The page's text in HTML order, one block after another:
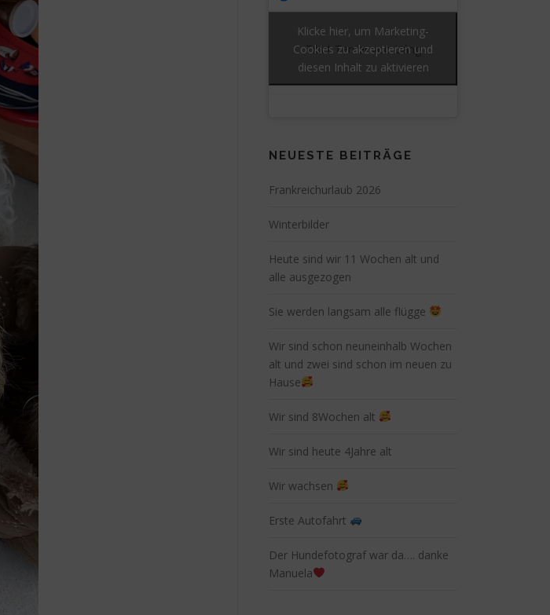
Tibet Terrier von Liáng
Klicke hier, um Marketing-
Cookies zu akzeptieren und
diesen Inhalt zu aktivieren
NEUESTE BEITRÄGE
Frankreichurlaub 2026
Winterbilder
Heute sind wir 11 Wochen alt und
alle ausgezogen
Sie werden langsam alle flügge
Wir sind schon neuneinhalb Wochen
alt und zwei sind schon im neuen zu
Hause
Wir sind 8Wochen alt
Wir sind heute 4Jahre alt
Wir wachsen
Erste Autofahrt
Der Hundefotograf war da…. danke
Manuela